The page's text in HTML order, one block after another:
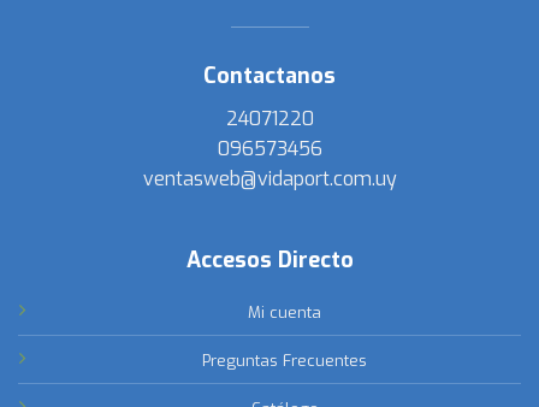
Contactanos
24071220
096573456
ventasweb@vidaport.com.uy
Accesos Directo
Mi cuenta
Preguntas Frecuentes